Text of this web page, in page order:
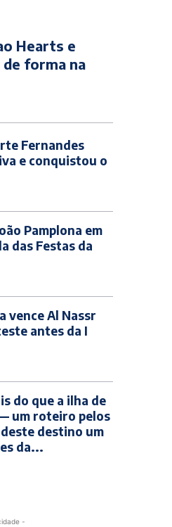
Hearts e
forma na
Fernandes
e conquistou o
Pamplona em
das Festas da
vence Al Nassr
antes da I
do que a ilha de
um roteiro pelos
destino um
da...
-